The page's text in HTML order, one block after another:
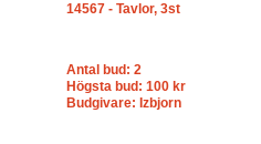
14567 - Tavlor, 3st
Antal bud: 2
Högsta bud: 100 kr
Budgivare: Izbjorn